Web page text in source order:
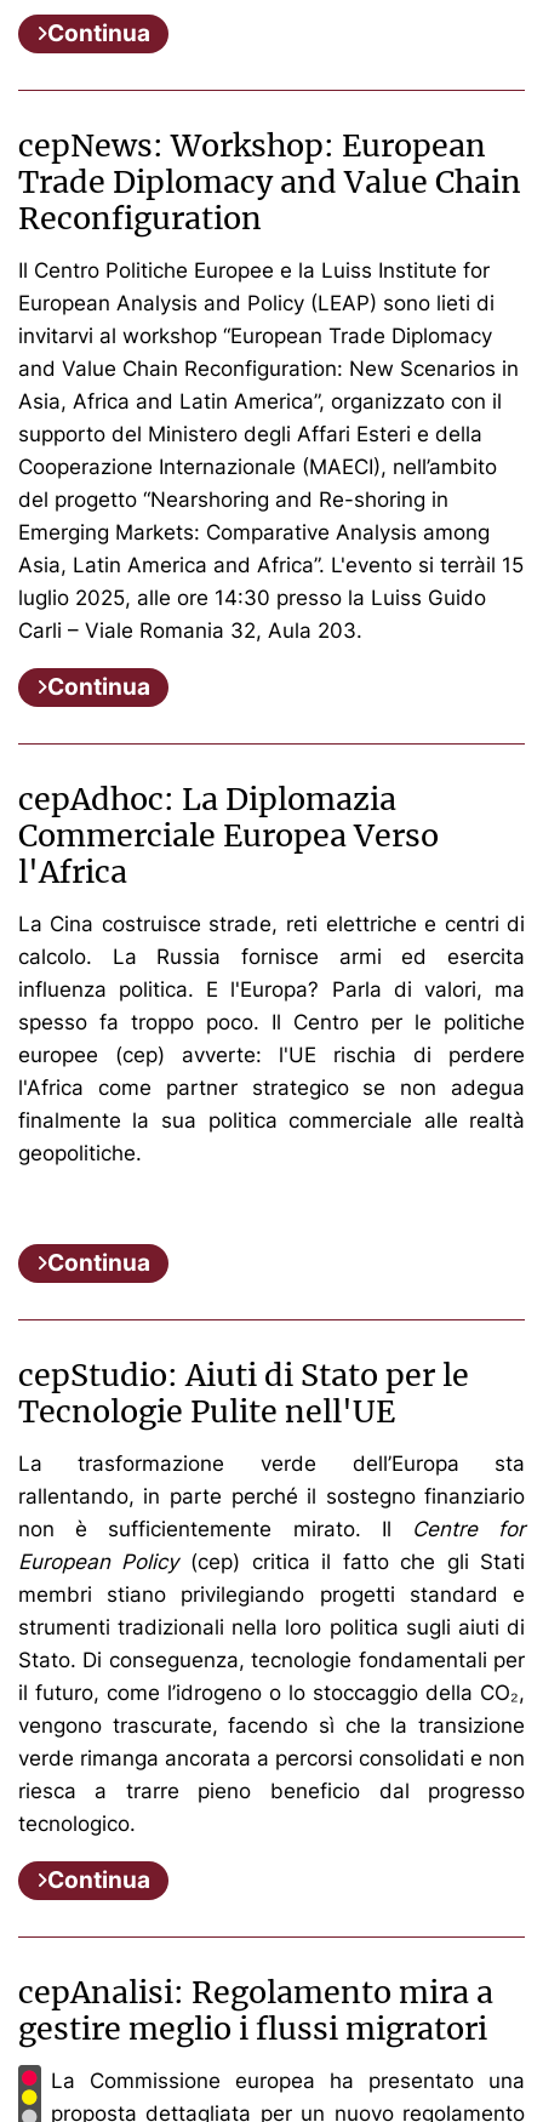
Continua
cepNews: Workshop: European
Trade Diplomacy and Value Chain
Reconfiguration
Il Centro Politiche Europee e la Luiss Institute for
European Analysis and Policy (LEAP) sono lieti di
invitarvi al workshop “European Trade Diplomacy
and Value Chain Reconfiguration: New Scenarios in
Asia, Africa and Latin America”, organizzato con il
supporto del Ministero degli Affari Esteri e della
Cooperazione Internazionale (MAECI), nell’ambito
del progetto “Nearshoring and Re-shoring in
Emerging Markets: Comparative Analysis among
Asia, Latin America and Africa”. L'evento si terràil 15
luglio 2025, alle ore 14:30 presso la Luiss Guido
Carli – Viale Romania 32, Aula 203.
Continua
cepAdhoc: La Diplomazia
Commerciale Europea Verso
l'Africa
La Cina costruisce strade, reti elettriche e centri di
calcolo. La Russia fornisce armi ed esercita
influenza politica. E l'Europa? Parla di valori, ma
spesso fa troppo poco. Il Centro per le politiche
europee (cep) avverte: l'UE rischia di perdere
l'Africa come partner strategico se non adegua
finalmente la sua politica commerciale alle realtà
geopolitiche.
Continua
cepStudio: Aiuti di Stato per le
Tecnologie Pulite nell'UE
La trasformazione verde dell’Europa sta
rallentando, in parte perché il sostegno finanziario
non è sufficientemente mirato. Il
Centre for
European Policy(cep) critica il fatto che gli Stati
membri stiano privilegiando progetti standard e
strumenti tradizionali nella loro politica sugli aiuti di
Stato. Di conseguenza, tecnologie fondamentali per
il futuro, come l’idrogeno o lo stoccaggio della CO₂,
vengono trascurate, facendo sì che la transizione
verde rimanga ancorata a percorsi consolidati e non
riesca a trarre pieno beneficio dal progresso
tecnologico.
Continua
cepAnalisi: Regolamento mira a
gestire meglio i flussi migratori
La Commissione europea ha presentato una
proposta dettagliata per un nuovo regolamento